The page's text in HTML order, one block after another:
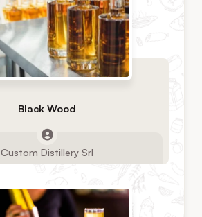
Black Wood
Custom Distillery Srl